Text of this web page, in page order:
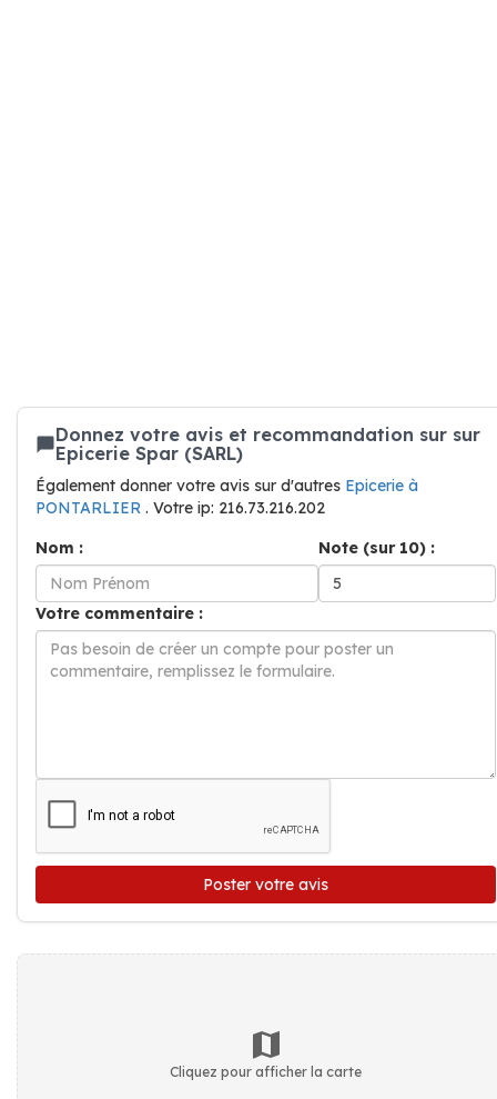
Donnez votre avis et recommandation sur sur
Epicerie Spar (SARL)
Également donner votre avis sur d'autres Epicerie à
PONTARLIER . Votre ip: 216.73.216.202
Nom :
Note (sur 10) :
Votre commentaire :
Poster votre avis
Cliquez pour afficher la carte